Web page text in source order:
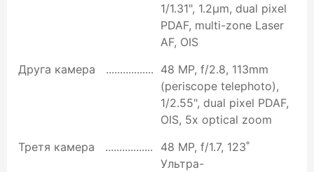
1/1.31", 1.2µm, dual pixel
PDAF, multi-zone Laser
AF, OIS
Друга камера
48 MP, f/2.8, 113mm
(periscope telephoto),
1/2.55", dual pixel PDAF,
OIS, 5x optical zoom
Третя камера
48 MP, f/1.7, 123˚
Ультра-